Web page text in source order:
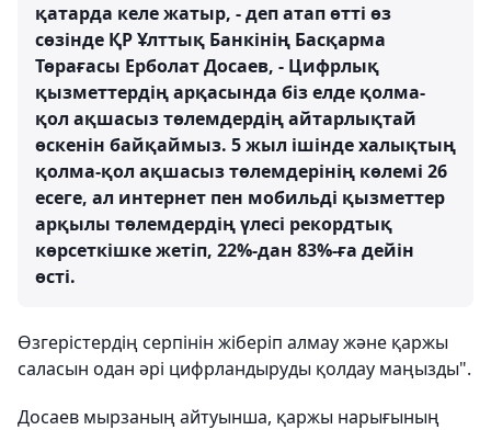
қатарда келе жатыр, - деп атап өтті өз
сөзінде ҚР Ұлттық Банкінің Басқарма
Төрағасы Ерболат Досаев, - Цифрлық
қызметтердің арқасында біз елде қолма-
қол ақшасыз төлемдердің айтарлықтай
өскенін байқаймыз. 5 жыл ішінде халықтың
қолма-қол ақшасыз төлемдерінің көлемі 26
есеге, ал интернет пен мобильді қызметтер
арқылы төлемдердің үлесі рекордтық
көрсеткішке жетіп, 22%-дан 83%-ға дейін
өсті.
Өзгерістердің серпінін жіберіп алмау және қаржы
саласын одан әрі цифрландыруды қолдау маңызды".
Досаев мырзаның айтуынша, қаржы нарығының